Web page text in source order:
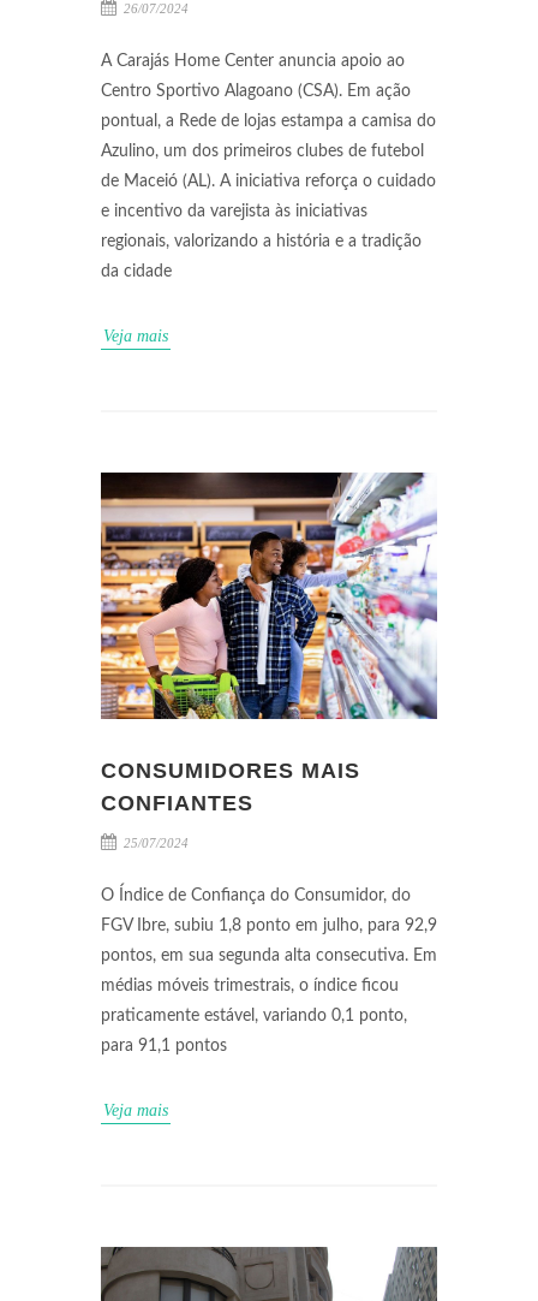
26/07/2024
A Carajás Home Center anuncia apoio ao
Centro Sportivo Alagoano (CSA). Em ação
pontual, a Rede de lojas estampa a camisa do
Azulino, um dos primeiros clubes de futebol
de Maceió (AL). A iniciativa reforça o cuidado
e incentivo da varejista às iniciativas
regionais, valorizando a história e a tradição
da cidade
Veja mais
CONSUMIDORES MAIS
CONFIANTES
25/07/2024
O Índice de Confiança do Consumidor, do
FGV Ibre, subiu 1,8 ponto em julho, para 92,9
pontos, em sua segunda alta consecutiva. Em
médias móveis trimestrais, o índice ficou
praticamente estável, variando 0,1 ponto,
para 91,1 pontos
Veja mais